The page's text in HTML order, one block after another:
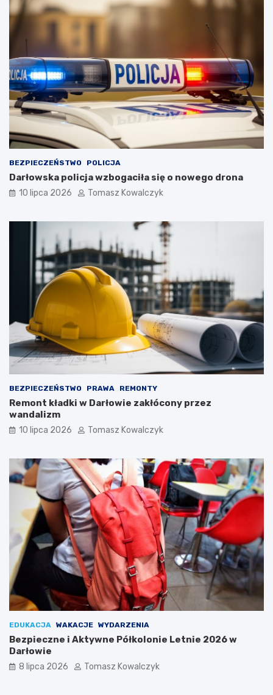
BEZPIECZEŃSTWO POLICJA
Darłowska policja wzbogaciła się o nowego drona
10 lipca 2026 Tomasz Kowalczyk
BEZPIECZEŃSTWO PRAWA REMONTY
Remont kładki w Darłowie zakłócony przez
wandalizm
10 lipca 2026 Tomasz Kowalczyk
EDUKACJA WAKACJE WYDARZENIA
Bezpieczne i Aktywne Półkolonie Letnie 2026 w
Darłowie
8 lipca 2026 Tomasz Kowalczyk